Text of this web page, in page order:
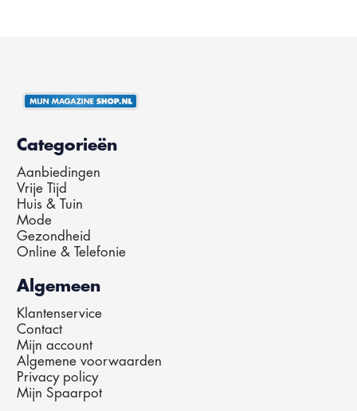
Categorieën
Aanbiedingen
Vrije Tijd
Huis & Tuin
Mode
Gezondheid
Online & Telefonie
Algemeen
Klantenservice
Contact
Mijn account
Algemene voorwaarden
Privacy policy
Mijn Spaarpot